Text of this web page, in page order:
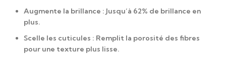
Augmente la brillance : Jusqu’à 62% de brillance en
plus.
Scelle les cuticules : Remplit la porosité des fibres
pour une texture plus lisse.